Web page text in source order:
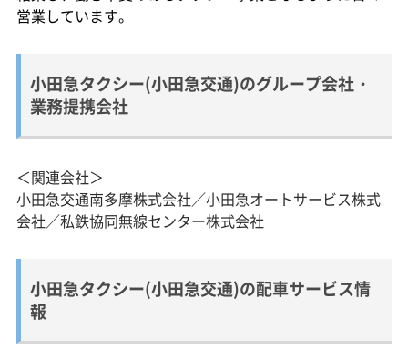
営業しています。
小田急タクシー(小田急交通)のグループ会社・
業務提携会社
＜関連会社＞
小田急交通南多摩株式会社／小田急オートサービス株式
会社／私鉄協同無線センター株式会社
小田急タクシー(小田急交通)の配車サービス情
報